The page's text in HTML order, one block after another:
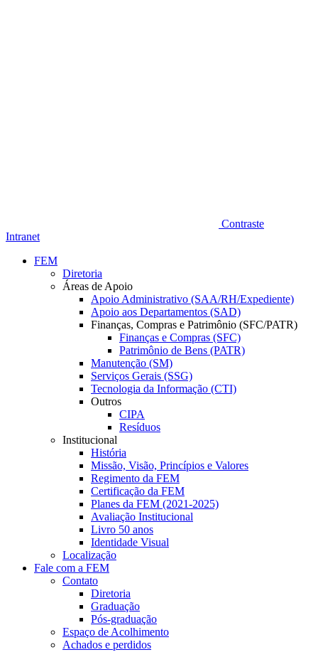
Contraste
Intranet
FEM
Diretoria
Áreas de Apoio
Apoio Administrativo (SAA/RH/Expediente)
Apoio aos Departamentos (SAD)
Finanças, Compras e Patrimônio (SFC/PATR)
Finanças e Compras (SFC)
Patrimônio de Bens (PATR)
Manutenção (SM)
Serviços Gerais (SSG)
Tecnologia da Informação (CTI)
Outros
CIPA
Resíduos
Institucional
História
Missão, Visão, Princípios e Valores
Regimento da FEM
Certificação da FEM
Planes da FEM (2021-2025)
Avaliação Institucional
Livro 50 anos
Identidade Visual
Localização
Fale com a FEM
Contato
Diretoria
Graduação
Pós-graduação
Espaço de Acolhimento
Achados e perdidos